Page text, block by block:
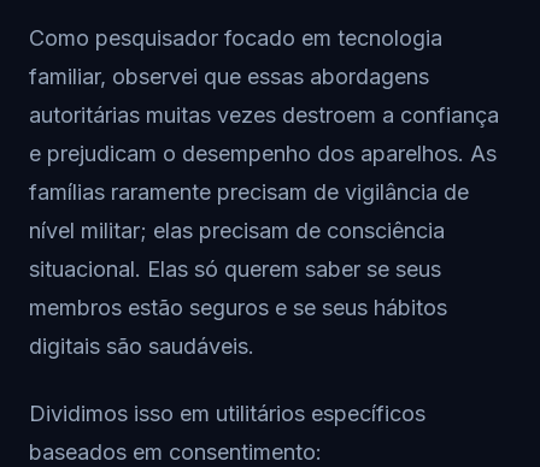
Como pesquisador focado em tecnologia
familiar, observei que essas abordagens
autoritárias muitas vezes destroem a confiança
e prejudicam o desempenho dos aparelhos. As
famílias raramente precisam de vigilância de
nível militar; elas precisam de consciência
situacional. Elas só querem saber se seus
membros estão seguros e se seus hábitos
digitais são saudáveis.
Dividimos isso em utilitários específicos
baseados em consentimento: